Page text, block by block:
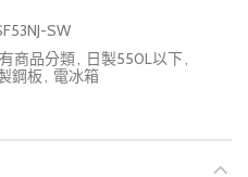
SW
商品分類, 日製550L以下,
鋼板, 電冰箱